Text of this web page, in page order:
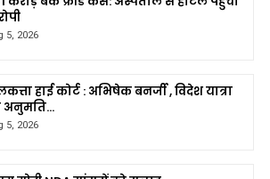
5, 2026
हाई कोर्ट : अभिषेक बनर्जी , विदेश यात्रा
अनुमति…
5, 2026